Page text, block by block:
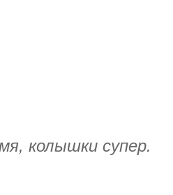
колышки супер.